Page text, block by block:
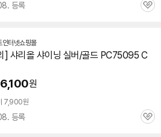
등록
관
인터넷쇼핑몰
] 샤리올 샤이닝 실버/골드 PC75095 C
원
7,900원
등록
관